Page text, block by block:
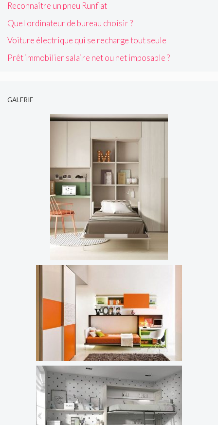
Reconnaître un pneu Runflat
Quel ordinateur de bureau choisir ?
Voiture électrique qui se recharge tout seule
Prêt immobilier salaire net ou net imposable ?
GALERIE